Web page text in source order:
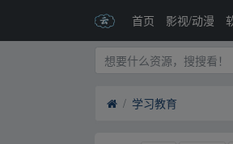
首页 影视/动漫
学习教育